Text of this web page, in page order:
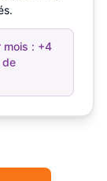
mois : +4
de